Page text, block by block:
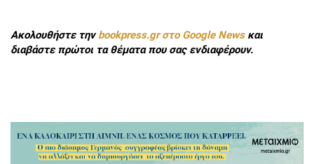
Ακολουθήστε τηνbookpress.gr στο Google Newsκαι
διαβάστε πρώτοι τα θέματα που σας ενδιαφέρουν.